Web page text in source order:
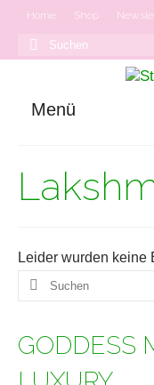
Home Shop
Suchen
Menü
Onlinekurse
Leider wurden keine
Suchen
nach:
GODDESS